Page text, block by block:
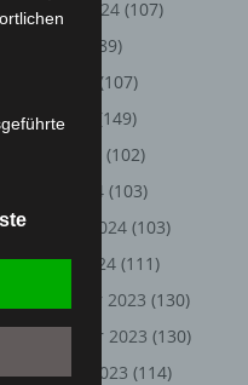
August 2024 (107)
(89)
(107)
Mai 2024
(149)
(102)
März 2024 (103)
Februar 2024 (103)
Januar 2024 (111)
Dezember 2023 (130)
November 2023 (130)
Oktober 2023 (114)